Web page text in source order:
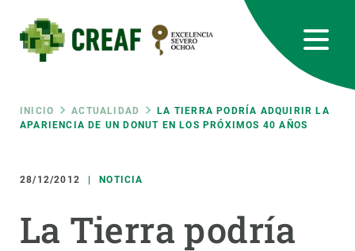
contenido
principal
Ruta
de
navegación
INICIO ACTUALIDAD
LA TIERRA PODRÍA ADQUIRIR LA
APARIENCIA DE UN DONUT EN LOS PRÓXIMOS 40 AÑOS
28/12/2012 NOTICIA
La Tierra podría
RRSS
responsive
SOBRE NOSOTROS